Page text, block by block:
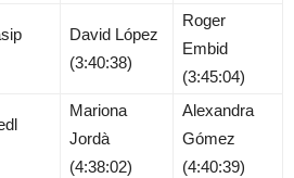
David López
(3:40:38)
Roger
Embid
(3:45:04)
Mariona
Jordà
(4:38:02)
Alexandra
Gómez
(4:40:39)